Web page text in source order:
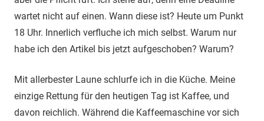
wartet nicht auf einen. Wann diese ist? Heute um Punkt
18 Uhr. Innerlich verfluche ich mich selbst. Warum nur
habe ich den Artikel bis jetzt aufgeschoben? Warum?
Mit allerbester Laune schlurfe ich in die Küche. Meine
einzige Rettung für den heutigen Tag ist Kaffee, und
davon reichlich. Während die Kaffeemaschine vor sich